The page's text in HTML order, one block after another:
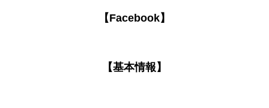
【Facebook】
【基本情報】